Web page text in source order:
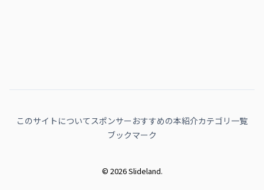
このサイトについてスポンサーおすすめの本紹介カテゴリ一覧
ブックマーク
© 2026 Slideland.